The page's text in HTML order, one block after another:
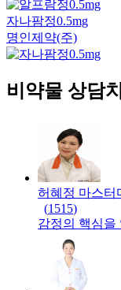
자나팜정0.5mg
명인제약(주)
비약물 상담
허혜정 마스터
(1515)
감정의 핵심을